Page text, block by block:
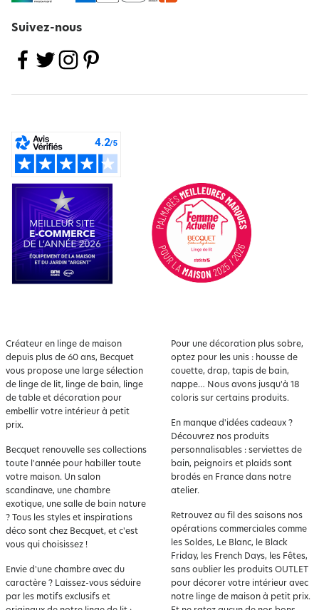
Suivez-nous
Créateur en linge de maison
depuis plus de 60 ans, Becquet
vous propose une large sélection
de linge de lit, linge de bain, linge
de table et décoration pour
embellir votre intérieur à petit
prix.
Becquet renouvelle ses collections
toute l'année pour habiller toute
votre maison. Un salon
scandinave, une chambre
exotique, une salle de bain nature
? Tous les styles et inspirations
déco sont chez Becquet, et c'est
vous qui choisissez !
Envie d'une chambre avec du
caractère ? Laissez-vous séduire
par les motifs exclusifs et
Pour une décoration plus sobre,
optez pour les unis : housse de
couette, drap, tapis de bain,
nappe… Nous avons jusqu'à 18
coloris sur certains produits.
En manque d'idées cadeaux ?
Découvrez nos produits
personnalisables : serviettes de
bain, peignoirs et plaids sont
brodés en France dans notre
atelier.
Retrouvez au fil des saisons nos
opérations commerciales comme
les Soldes, Le Blanc, le Black
Friday, les French Days, les Fêtes,
sans oublier les produits OUTLET
pour décorer votre intérieur avec
notre linge de maison à petit prix.